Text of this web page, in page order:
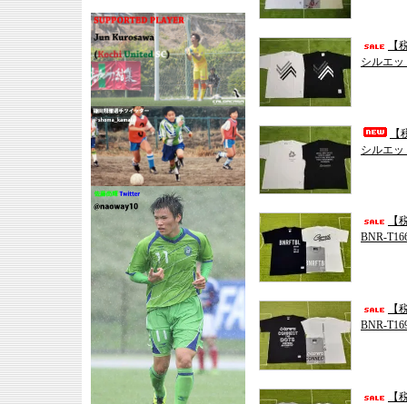
【
シルエッ
シルエッ
【
BNR-
【
BNR-
【